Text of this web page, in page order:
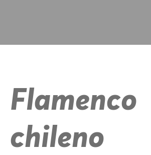
Flamenco
chileno